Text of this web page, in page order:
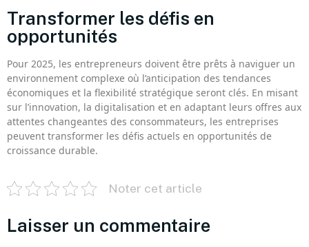
Transformer les défis en
opportunités
Pour 2025, les entrepreneurs doivent être prêts à naviguer un
environnement complexe où l’anticipation des tendances
économiques et la flexibilité stratégique seront clés. En misant
sur l’innovation, la digitalisation et en adaptant leurs offres aux
attentes changeantes des consommateurs, les entreprises
peuvent transformer les défis actuels en opportunités de
croissance durable.
Noter cet article
Laisser un commentaire